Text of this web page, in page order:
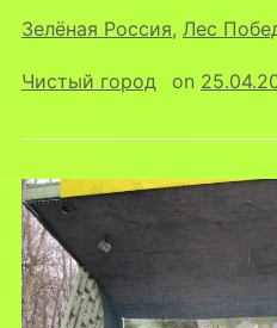
Зелёная Россия, Лес
Чистый город on